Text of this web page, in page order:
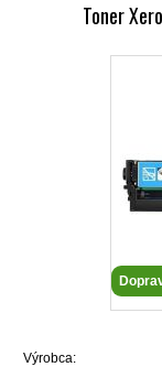
Toner
Výrobca: